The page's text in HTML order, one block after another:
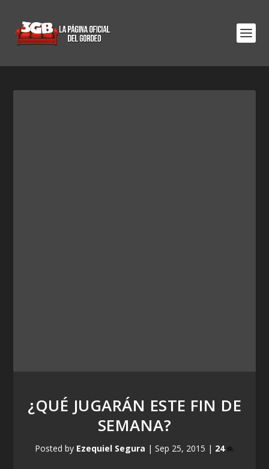
¿QUÉ JUGARÁN ESTE FIN DE
SEMANA?
Posted by Ezequiel Segura | Sep 25, 2015 | 24